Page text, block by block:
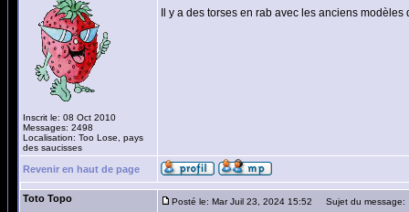
Inscrit le: 08 Oct 2010
Messages: 2498
Localisation: Too Lose, pays
des saucisses
Il y a des torses en rab avec les anciens
Revenir en haut de page
Toto Topo Posté le: Mar Juil 23, 2024 15:52 Sujet du message: